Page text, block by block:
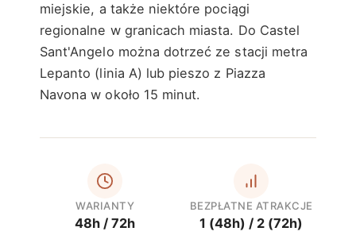
miejskie, a także niektóre pociągi
regionalne w granicach miasta. Do Castel
Sant'Angelo można dotrzeć ze stacji metra
Lepanto (linia A) lub pieszo z Piazza
Navona w około 15 minut.
WARIANTY
48h / 72h
BEZPŁATNE ATRAKCJE
1 (48h) / 2 (72h)